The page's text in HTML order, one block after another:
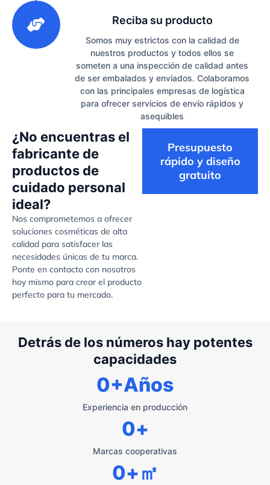
Reciba su producto
Somos muy estrictos con la calidad de
nuestros productos y todos ellos se
someten a una inspección de calidad antes
de ser embalados y enviados. Colaboramos
con las principales empresas de logística
para ofrecer servicios de envío rápidos y
asequibles
¿No encuentras el
fabricante de
productos de
cuidado personal
ideal?
Nos comprometemos a ofrecer
soluciones cosméticas de alta
calidad para satisfacer las
necesidades únicas de tu marca.
Ponte en contacto con nosotros
hoy mismo para crear el producto
perfecto para tu mercado.
Presupuesto
rápido y diseño
gratuito
Detrás de los números hay potentes
capacidades
Experiencia en producción
0+Años
Marcas cooperativas
0+
0+㎡